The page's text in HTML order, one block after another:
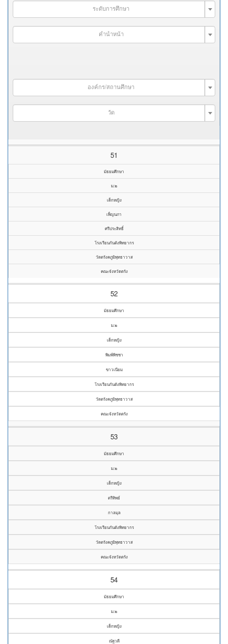
ระดับการศึกษา
คำนำหน้า
องค์กร/สถานศึกษา
วัด
51
มัธยมศึกษา
ม.๒
เด็กหญิง
เพ็ญนภา
ศรีประสิทธิ์
โรงเรียนกันตังพิทยากร
วัดตรังคภูมิพุทธาวาส
คณะจังหวัดตรัง
52
มัธยมศึกษา
ม.๒
เด็กหญิง
พิมพ์พิชชา
ขาวเนียม
โรงเรียนกันตังพิทยากร
วัดตรังคภูมิพุทธาวาส
คณะจังหวัดตรัง
53
มัธยมศึกษา
ม.๒
เด็กหญิง
ตรีทิพย์
กาลมุล
โรงเรียนกันตังพิทยากร
วัดตรังคภูมิพุทธาวาส
คณะจังหวัดตรัง
54
มัธยมศึกษา
ม.๒
เด็กหญิง
ณัฐวดี